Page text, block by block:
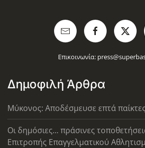
Επικοινωνία:
Δημοφιλή Άρθρα
Μύκονος: Αποδέσμευσε επτά
Οι δημόσιες... πράσινες
Επιτροπής Επαγγελματικού